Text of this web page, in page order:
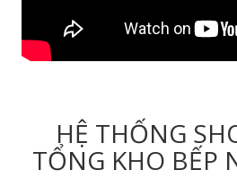
HỆ THỐNG
TỔNG KHO BẾP